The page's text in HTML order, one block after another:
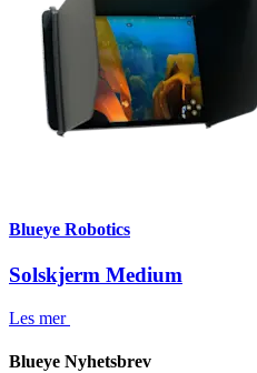
Blueye Robotics
Solskjerm Medium
Les mer
Blueye Nyhetsbrev